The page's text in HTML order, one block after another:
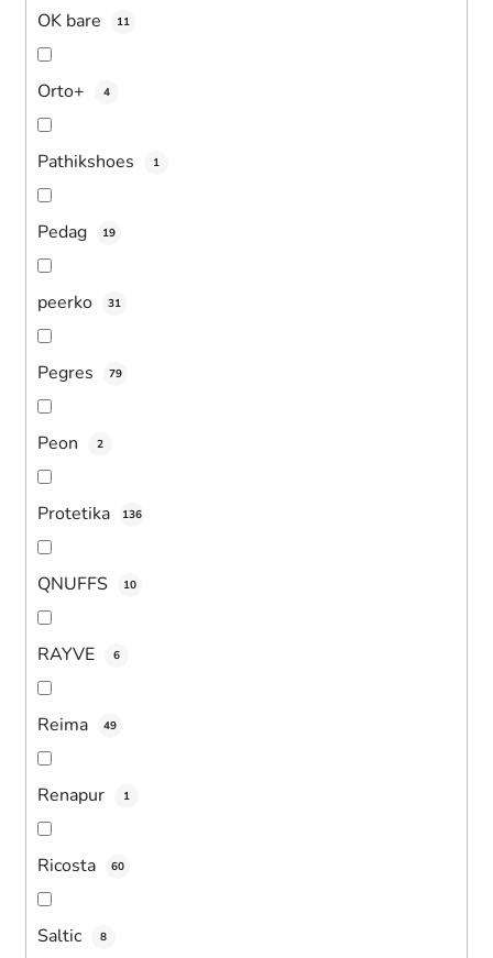
OK bare 11
Orto+ 4
Pathikshoes 1
Pedag 19
peerko 31
Pegres 79
Peon 2
Protetika 136
QNUFFS 10
RAYVE 6
Reima 49
Renapur 1
Ricosta 60
Saltic 8